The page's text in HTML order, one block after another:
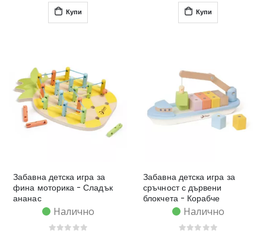
Купи Купи
Забавна детска игра за
фина моторика - Сладък
ананас
Налично
Забавна детска игра за
сръчност с дървени
блокчета - Корабче
Налично